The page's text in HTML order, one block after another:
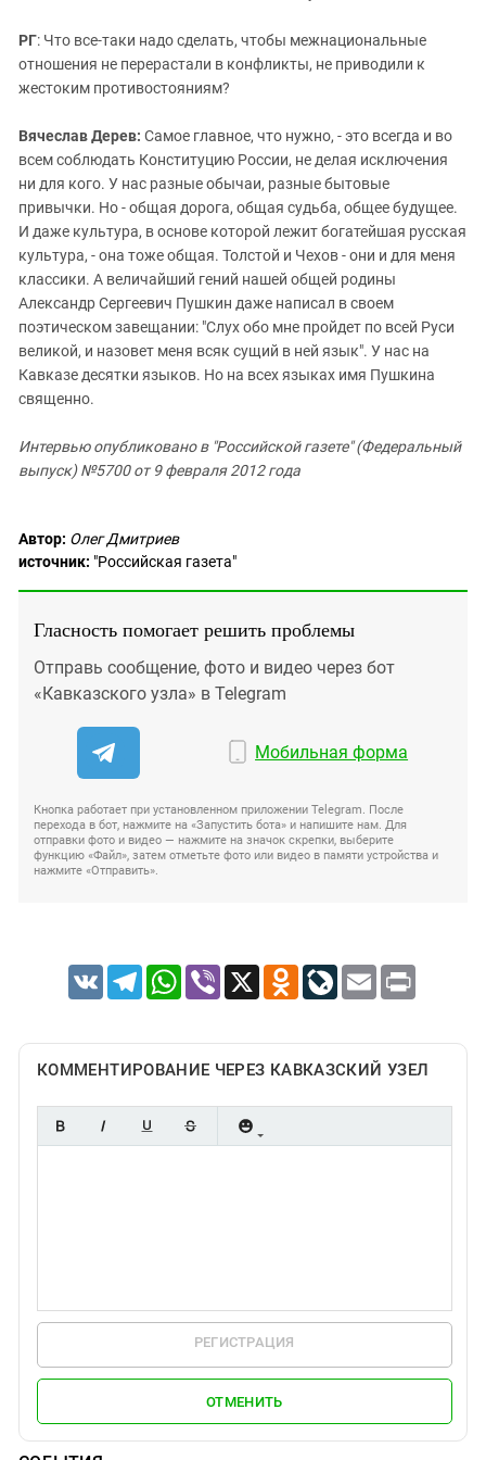
РГ: Что все-таки надо сделать, чтобы межнациональные
отношения не перерастали в конфликты, не приводили к
жестоким противостояниям?
Вячеслав Дерев: Самое главное, что нужно, - это всегда и во
всем соблюдать Конституцию России, не делая исключения
ни для кого. У нас разные обычаи, разные бытовые
привычки. Но - общая дорога, общая судьба, общее будущее.
И даже культура, в основе которой лежит богатейшая русская
культура, - она тоже общая. Толстой и Чехов - они и для меня
классики. А величайший гений нашей общей родины
Александр Сергеевич Пушкин даже написал в своем
поэтическом завещании: "Слух обо мне пройдет по всей Руси
великой, и назовет меня всяк сущий в ней язык". У нас на
Кавказе десятки языков. Но на всех языках имя Пушкина
священно.
Интервью опубликовано в "Российской газете" (Федеральный
выпуск) №5700 от 9 февраля 2012 года
Автор: Олег Дмитриев
источник: "Российская газета"
Гласность помогает решить проблемы
Отправь сообщение, фото и видео через бот
«Кавказского узла» в Telegram
Мобильная форма
Кнопка работает при установленном приложении Telegram. После
перехода в бот, нажмите на «Запустить бота» и напишите нам. Для
отправки фото и видео — нажмите на значок скрепки, выберите
функцию «Файл», затем отметьте фото или видео в памяти устройства и
нажмите «Отправить».
VK TelegramWhatsApp
Viber X Odnoklassniki
LiveJournal
Email Print
КОММЕНТИРОВАНИЕ ЧЕРЕЗ КАВКАЗСКИЙ УЗЕЛ
РЕГИСТРАЦИЯ
ОТМЕНИТЬ